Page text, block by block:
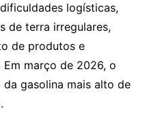
logísticas,
de terra irregulares,
de produtos e
março de 2026, o
gasolina mais alto de